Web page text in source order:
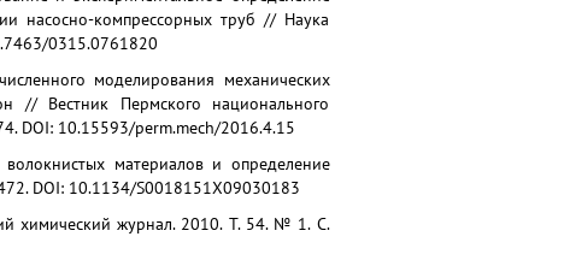
насосно-компрессорных труб // Наука
0315.0761820
моделирования механических
// Вестник Пермского национального
DOI: 10.15593/perm.mech/2016.4.15
материалов и определение
DOI: 10.1134/S0018151X09030183
химический журнал. 2010. Т. 54. № 1. С.